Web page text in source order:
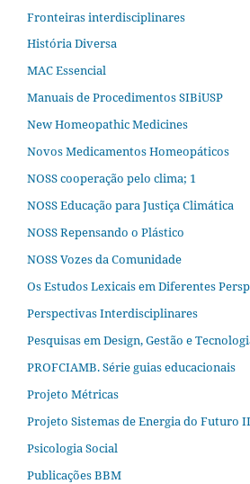
Fronteiras interdisciplinares
História Diversa
MAC Essencial
Manuais de Procedimentos SIBiUSP
New Homeopathic Medicines
Novos Medicamentos Homeopáticos
NOSS cooperação pelo clima; 1
NOSS Educação para Justiça Climática
NOSS Repensando o Plástico
NOSS Vozes da Comunidade
Os Estudos Lexicais em Diferentes
Perspectivas Interdisciplinares
Pesquisas em Design, Gestão e
PROFCIAMB. Série guias educacionais
Projeto Métricas
Projeto Sistemas de Energia do Futuro
Psicologia Social
Publicações BBM